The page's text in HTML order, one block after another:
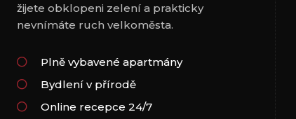
žijete obklopeni zelení a prakticky
nevnímáte ruch velkoměsta.
Plně vybavené apartmány
Bydlení v přírodě
Online recepce 24/7